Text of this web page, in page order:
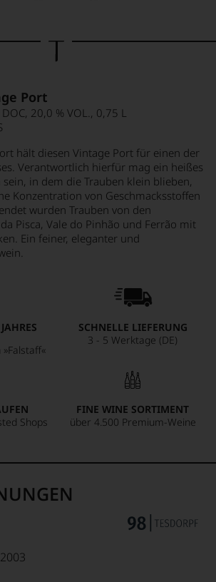
Port
20,0 % VOL., 0,75 L
hält diesen Vintage Port für einen der
Verantwortlich hierfür mag ein heißes
sein, in dem die Trauben klein blieben,
Konzentration von Geschmacksstoffen
wurden Trauben von den
Pisca, Vale do Pinhão und Ferrão mit
Ein feiner, eleganter und
SCHNELLE LIEFERUNG
3 - 5 Werktage (DE)
Shops
FINE WINE SORTIMENT
über 4.500 Premium-Weine